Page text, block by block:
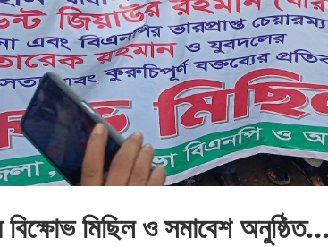
বিক্ষোভ মিছিল ও সমাবেশ অনুষ্ঠিত…